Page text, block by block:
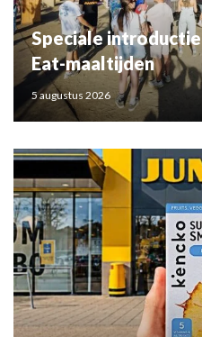
Speciale
Eat-maaltijden
5 augustus 2026